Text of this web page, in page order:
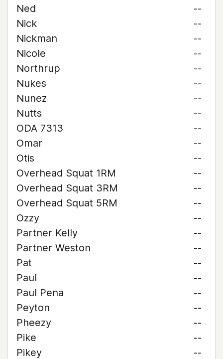
Ned
--
Nick
--
Nickman
--
Nicole
--
Northrup
--
Nukes
--
Nunez
--
Nutts
--
ODA 7313
--
Omar
--
Otis
--
Overhead Squat 1RM
--
Overhead Squat 3RM
--
Overhead Squat 5RM
--
Ozzy
--
Partner Kelly
--
Partner Weston
--
Pat
--
Paul
--
Paul Pena
--
Peyton
--
Pheezy
--
Pike
--
Pikey
--